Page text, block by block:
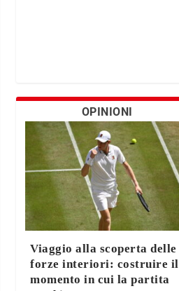
OPINIONI
Viaggio alla scoperta delle
forze interiori: costruire il
momento in cui la partita